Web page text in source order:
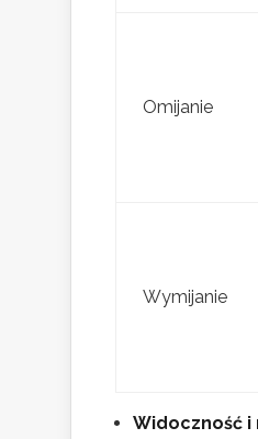
Omijanie
Wymijanie
Widoczność i